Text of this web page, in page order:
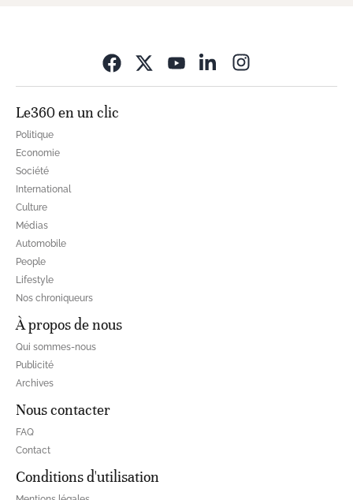
Le360 en un clic
Politique
Economie
Société
International
Culture
Médias
Automobile
People
Lifestyle
Nos chroniqueurs
À propos de nous
Qui sommes-nous
Publicité
Archives
Nous contacter
FAQ
Contact
Conditions d'utilisation